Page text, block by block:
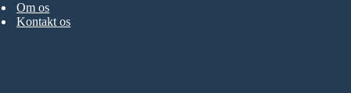
Om os
Kontakt os